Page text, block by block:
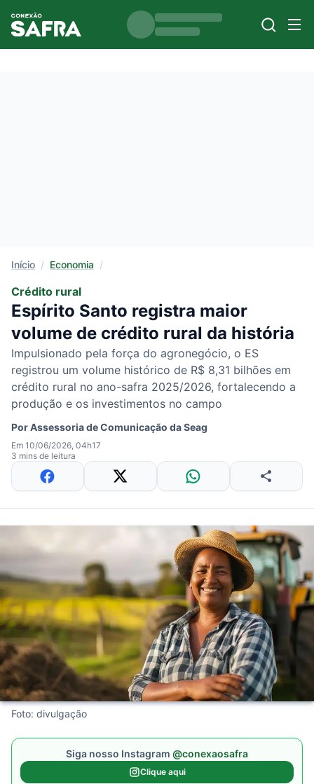
Início / Economia /
Crédito rural
Espírito Santo registra maior
volume de crédito rural da história
Impulsionado pela força do agronegócio, o ES
registrou um volume histórico de R$ 8,31 bilhões em
crédito rural no ano-safra 2025/2026, fortalecendo a
produção e os investimentos no campo
PorAssessoria de Comunicação da Seag
Em 10/06/2026, 04h17
3 mins de leitura
Foto: divulgação
Siga nosso Instagram @conexaosafra
Clique aqui